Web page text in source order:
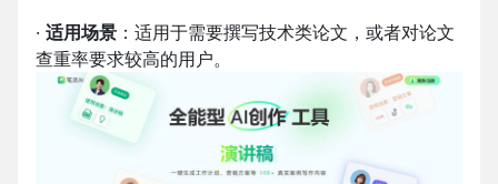
· 适用场景 ：适用于需要撰写技术类论文，或者对论文
查重率要求较高的用户。